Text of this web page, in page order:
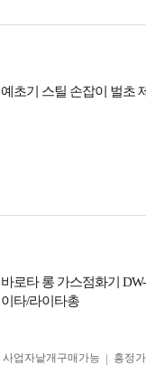
예초기 스틸 손잡이 벌초
바로타 롱 가스점화기
이타/라이타총
사업자 낱개구매가능 흥정